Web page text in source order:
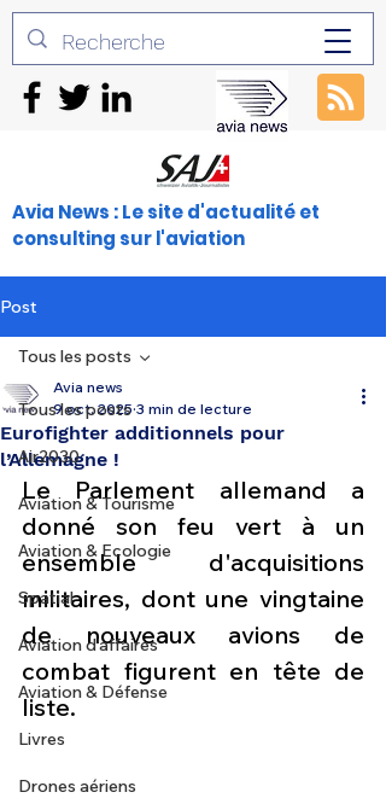
Avia News : Le site d'actualité et
consulting sur l'aviation
Post
Tous les posts
Air2030
Aviation & Tourisme
Aviation & Ecologie
Spatial
Aviation d'affaires
Aviation & Défense
Livres
Drones aériens
Tous les posts
Eurofighter additionnels pour
l’Allemagne !
Avia news
9 oct. 2025 3 min de lecture
Le Parlement allemand a
donné son feu vert à un
ensemble d'acquisitions
militaires, dont une vingtaine
de nouveaux avions de
combat figurent en tête de
liste.